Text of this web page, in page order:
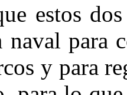
estos
para
y para